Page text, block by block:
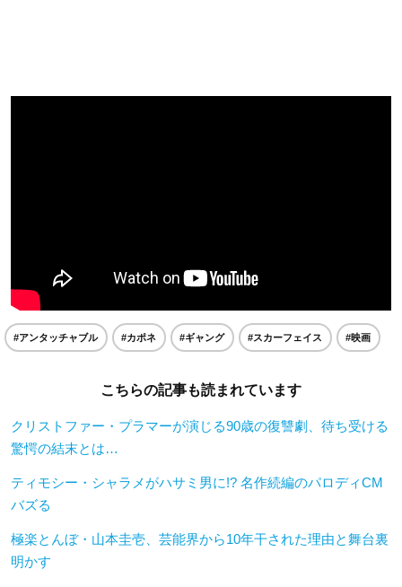
#アンタッチャブル #カポネ #ギャング #スカーフェイス #映画
こちらの記事も読まれています
クリストファー・プラマーが演じる90歳の復讐劇、待ち受ける
驚愕の結末とは…
ティモシー・シャラメがハサミ男に!? 名作続編のパロディCM
バズる
極楽とんぼ・山本圭壱、芸能界から10年干された理由と舞台裏
明かす